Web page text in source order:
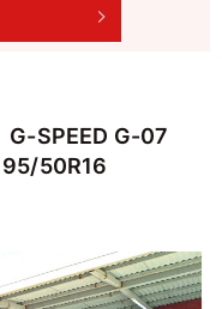
SPEED G-07
50R16